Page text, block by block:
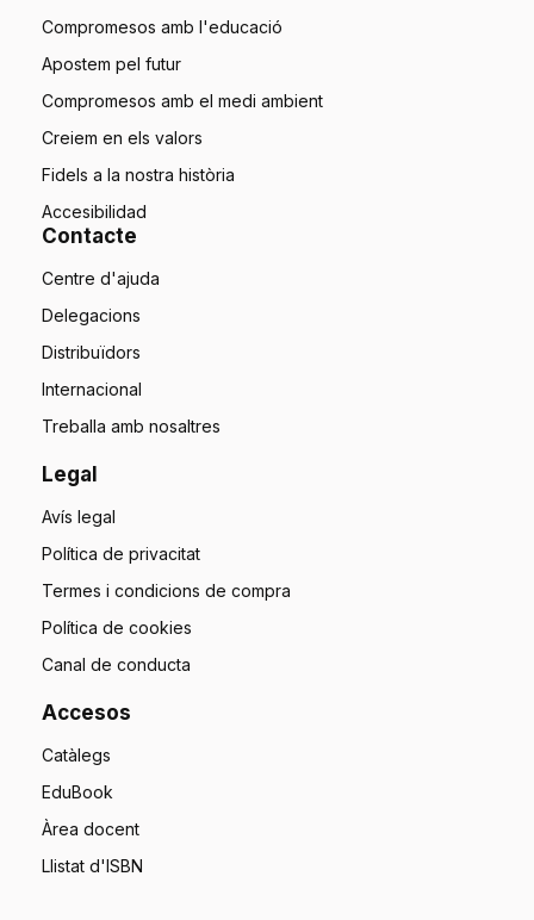
Compromesos amb l'educació
Apostem pel futur
Compromesos amb el medi ambient
Creiem en els valors
Fidels a la nostra història
Accesibilidad
Contacte
Centre d'ajuda
Delegacions
Distribuïdors
Internacional
Treballa amb nosaltres
Legal
Avís legal
Política de privacitat
Termes i condicions de compra
Política de cookies
Canal de conducta
Accesos
Catàlegs
EduBook
Àrea docent
Llistat d'ISBN